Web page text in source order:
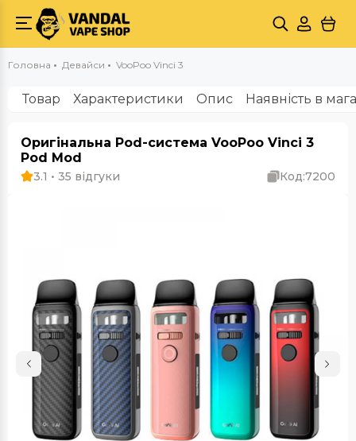
Головна Девайси VooPoo Vinci 3
Товар Характеристики Опис Наявність в
Оригінальна Pod-система VooPoo Vinci 3
Pod Mod
3.1 • 35 відгуки Код:7200